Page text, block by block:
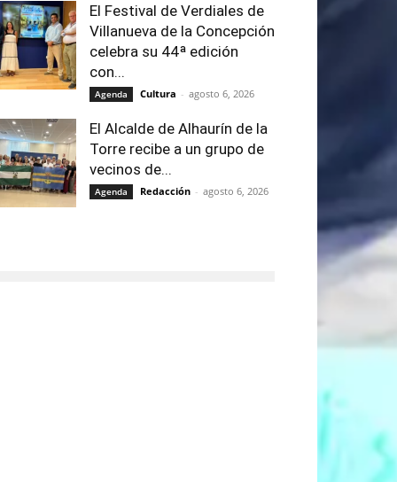
El Festival de Verdiales de
Villanueva de la Concepción
celebra su 44ª edición
con...
Agenda Cultura - agosto 6, 2026
El Alcalde de Alhaurín de la
Torre recibe a un grupo de
vecinos de...
Agenda Redacción - agosto 6, 2026